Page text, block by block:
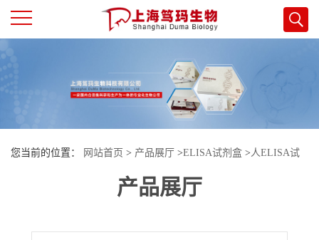
页
司
您当前的位置： 网站首页 > 产品展厅 >ELISA试剂盒 >人ELISA试
人平足蛋白(PDPN)酶联免疫试剂盒
产品展厅